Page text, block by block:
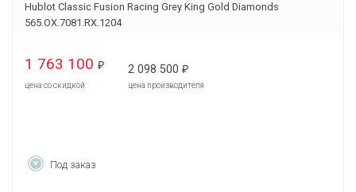
Hublot Classic Fusion Racing Grey King Gold Diamonds
565.OX.7081.RX.1204
1 763 100 ₽
цена со скидкой
2 098 500 ₽
цена производителя
Под заказ